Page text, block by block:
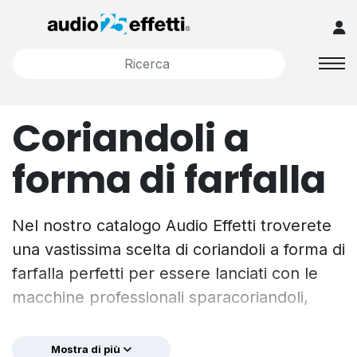
Coriandoli a
forma di farfalla
Nel nostro catalogo Audio Effetti troverete
una vastissima scelta di coriandoli a forma di
farfalla perfetti per essere lanciati con le
macchine professionali sparacoriandoli,
scenografico davvero unico! Grazie al
Mostra di più